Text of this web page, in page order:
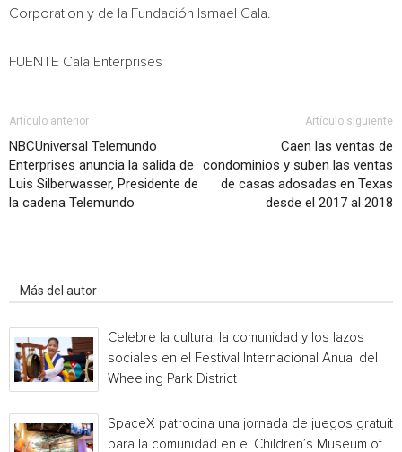
Corporation y de la Fundación Ismael Cala
FUENTE Cala Enterprises
Artículo anterior
NBCUniversal Telemundo
Enterprises anuncia la salida de
Luis Silberwasser, Presidente de
la cadena Telemundo
Artículo siguiente
Caen las ventas de
condominios y suben las ventas
de casas adosadas en Texas
desde el 2017 al 2018
Más del autor
Celebre la cultura, la comunidad y los lazos
sociales en el Festival Internacional Anual del
Wheeling Park District
SpaceX patrocina una jornada de juegos gratuita
para la comunidad en el Children’s Museum of